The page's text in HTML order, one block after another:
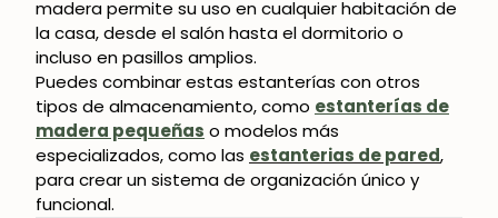
madera permite su uso en cualquier habitación de
la casa, desde el salón hasta el dormitorio o
incluso en pasillos amplios.
Puedes combinar estas estanterías con otros
tipos de almacenamiento, como estanterías de
madera pequeñas o modelos más
especializados, como las estanterias de pared,
para crear un sistema de organización único y
funcional.